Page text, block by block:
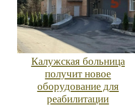
Калужская больница
получит новое
оборудование для
реабилитации